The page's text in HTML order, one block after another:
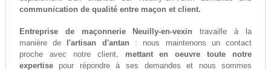
communication de qualité entre maçon et client.
Entreprise de maçonnerie Neuilly-en-vexin travaille à la
manière de
l'artisan d'antan : nous maintenons un contact
proche avec notre client, mettant en oeuvre toute notre
expertisepour répondre à ses demandes et nous sommes